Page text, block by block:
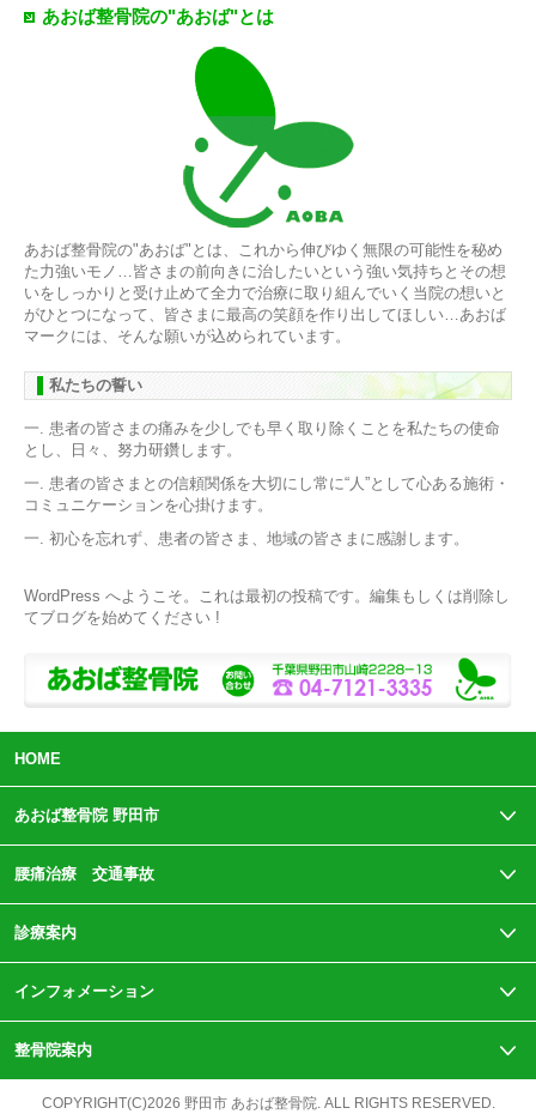
あおば整骨院の"あおば"とは
あおば整骨院の"あおば"とは、これから伸びゆく無限の可能性を秘め
た力強いモノ…皆さまの前向きに治したいという強い気持ちとその想
いをしっかりと受け止めて全力で治療に取り組んでいく当院の想いと
がひとつになって、皆さまに最高の笑顔を作り出してほしい…あおば
マークには、そんな願いが込められています。
私たちの誓い
一. 患者の皆さまの痛みを少しでも早く取り除くことを私たちの使命
とし、日々、努力研鑽します。
一. 患者の皆さまとの信頼関係を大切にし常に“人”として心ある施術・
コミュニケーションを心掛けます。
一. 初心を忘れず、患者の皆さま、地域の皆さまに感謝します。
WordPress へようこそ。これは最初の投稿です。編集もしくは削除し
てブログを始めてください !
HOME
あおば整骨院 野田市
腰痛治療 交通事故
診療案内
インフォメーション
整骨院案内
COPYRIGHT(C)2026 野田市 あおば整骨院. ALL RIGHTS RESERVED.